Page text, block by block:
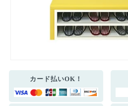
カード払いOK！